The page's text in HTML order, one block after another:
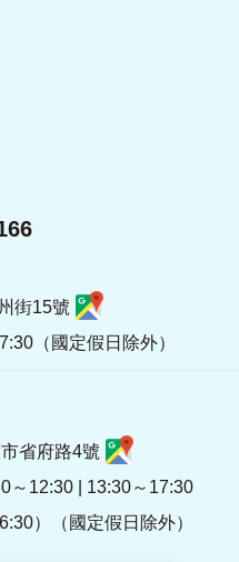
街15號
（國定假日除外）
省府路4號
～12:30 | 13:30～17:30
）（國定假日除外）